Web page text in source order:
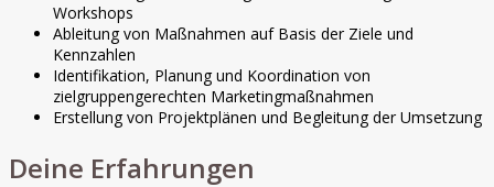
Workshops
Ableitung von Maßnahmen auf Basis der Ziele und
Kennzahlen
Identifikation, Planung und Koordination von
zielgruppengerechten Marketingmaßnahmen
Erstellung von Projektplänen und Begleitung der Umsetzung
Deine Erfahrungen